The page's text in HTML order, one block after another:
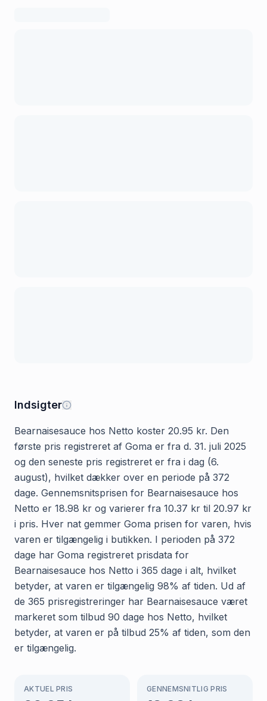
Indsigter
Bearnaisesauce hos Netto koster 20.95 kr. Den
første pris registreret af Goma er fra d. 31. juli 2025
og den seneste pris registreret er fra i dag (6.
august), hvilket dækker over en periode på 372
dage. Gennemsnitsprisen for Bearnaisesauce hos
Netto er 18.98 kr og varierer fra 10.37 kr til 20.97 kr
i pris. Hver nat gemmer Goma prisen for varen, hvis
varen er tilgængelig i butikken. I perioden på 372
dage har Goma registreret prisdata for
Bearnaisesauce hos Netto i 365 dage i alt, hvilket
betyder, at varen er tilgængelig 98% af tiden. Ud af
de 365 prisregistreringer har Bearnaisesauce været
markeret som tilbud 90 dage hos Netto, hvilket
betyder, at varen er på tilbud 25% af tiden, som den
er tilgængelig.
AKTUEL PRIS GENNEMSNITLIG PRIS